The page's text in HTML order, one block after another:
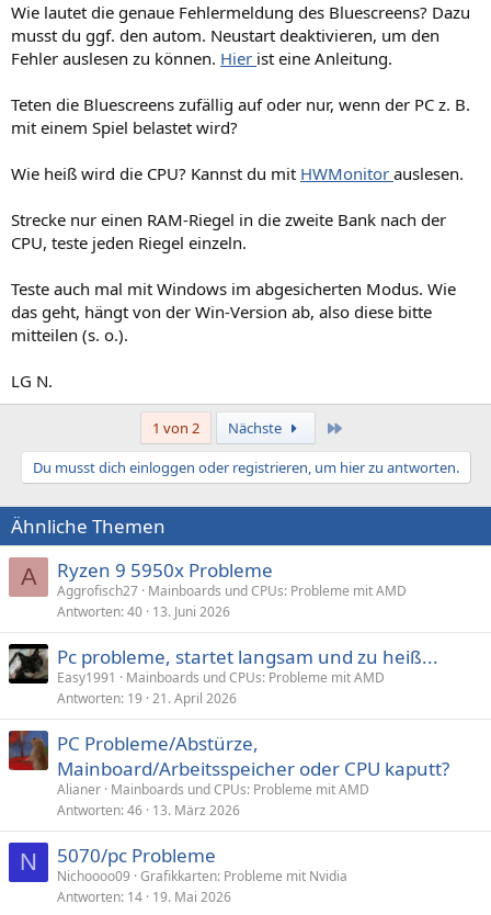
Wie lautet die genaue Fehlermeldung des Bluescreens? Dazu
musst du ggf. den autom. Neustart deaktivieren, um den
Fehler auslesen zu können. Hier ist eine Anleitung.
Teten die Bluescreens zufällig auf oder nur, wenn der PC z. B.
mit einem Spiel belastet wird?
Wie heiß wird die CPU? Kannst du mit HWMonitor auslesen.
Strecke nur einen RAM-Riegel in die zweite Bank nach der
CPU, teste jeden Riegel einzeln.
Teste auch mal mit Windows im abgesicherten Modus. Wie
das geht, hängt von der Win-Version ab, also diese bitte
mitteilen (s. o.).
LG N.
1 von 2 Nächste
Du musst dich einloggen oder registrieren, um hier zu antworten.
Ähnliche Themen
A Ryzen 9 5950x Probleme
Aggrofisch27 Mainboards und CPUs: Probleme mit AMD
Antworten 40 13. Juni 2026
Pc probleme, startet langsam und zu heiß...
Easy1991
Mainboards und CPUs: Probleme mit AMD
Antworten 19 21. April 2026
PC Probleme/Abstürze,
Mainboard/Arbeitsspeicher oder CPU kaputt?
Alianer Mainboards und CPUs: Probleme mit AMD
Antworten 46 13. März 2026
N 5070/pc Probleme
Nichoooo09 Grafikkarten: Probleme mit Nvidia
Antworten 14 19. Mai 2026